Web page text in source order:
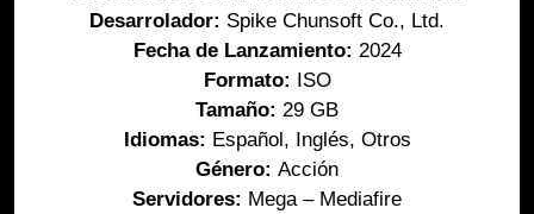
Desarrolador: Spike Chunsoft Co., Ltd.
Fecha de Lanzamiento: 2024
Formato: ISO
Tamaño: 29 GB
Idiomas: Español, Inglés, Otros
Género: Acción
Servidores: Mega – Mediafire